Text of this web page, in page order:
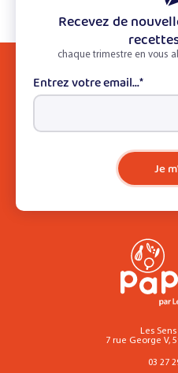
Recevez de
chaque trimestre en vous
Entrez votre email...*
Je
Les
7 rue George V,
03 27